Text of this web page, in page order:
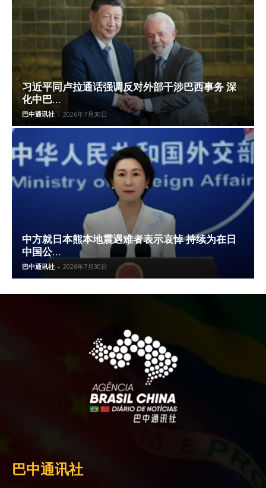
习近平同卢拉通话强调反对外部干涉巴西事务 深
化中巴...
巴中通讯社 - 2026年7月30日
中方就日本熊本地震遇难者表示哀悼 持续为在日
中国公...
巴中通讯社 - 2026年7月30日
巴中通讯社